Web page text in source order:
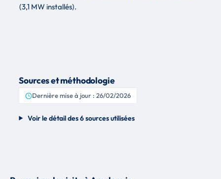
(3,1 MW installés).
Sources et méthodologie
Dernière mise à jour : 26/02/2026
Voir le détail des 6 sources utilisées